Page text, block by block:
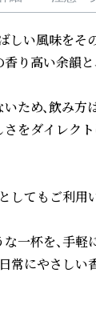
しい風味をそ
り高い余韻と
ため、飲み方
をダイレク
してもご利用
一杯を、手軽
常にやさしい